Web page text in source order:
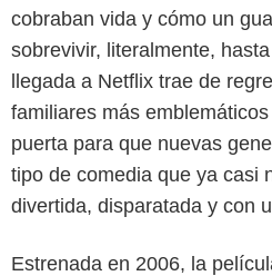
cobraban vida y cómo un
sobrevivir, literalmente,
llegada a Netflix trae de
familiares más
puerta para que nuevas
tipo de comedia que ya casi
divertida, disparatada y con
Estrenada en 2006, la